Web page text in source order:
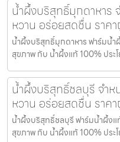
น้ำผึ้งบริสุทธิ์มุกดาหาร
หวาน อร่อยสดชื่น ราค
น้ำผึ้งบริสุทธิ์มุกดาหาร ฟาร์มน้ำ
สุขภาพ กับ น้ำผึ้งแท้ 100% ประ
น้ำผึ้งบริสุทธิ์ชลบุรี จำ
หวาน อร่อยสดชื่น ราค
น้ำผึ้งบริสุทธิ์ชลบุรี ฟาร์มน้ำผึ้ง
สุขภาพ กับ น้ำผึ้งแท้ 100% ประ